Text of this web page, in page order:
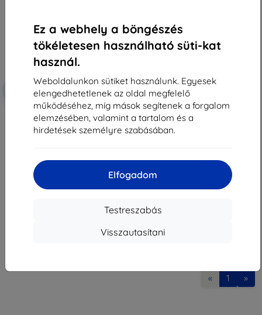
Ez a webhely a böngészés
tökéletesen használható süti-kat
használ.
Weboldalunkon sütiket használunk. Egyesek
elengedhetetlenek az oldal megfelelő
működéséhez, míg mások segítenek a forgalom
elemzésében, valamint a tartalom és a
hirdetések személyre szabásában.
Elfogadom
Testreszabás
Visszautasítani
Kedvezmény
kuponnal
EXTRA10
Beline edzett üveg 5D Vivo Y20s
2 890 Ft
2 601 Ft
« 1 »